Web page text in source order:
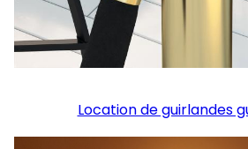
Location de guirlandes